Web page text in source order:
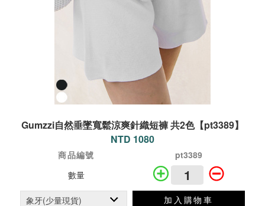
Gumzzi自然垂墜寬鬆涼爽針織短褲 共2色【pt3389】
NTD 1080
商品編號
pt3389
數量
加入購物車